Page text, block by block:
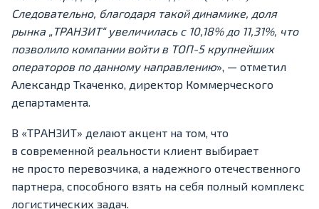
Следовательно, благодаря такой динамике, доля
рынка „ТРАНЗИТ“ увеличилась с 10,18% до 11,31%, что
позволило компании войти в ТОП-5 крупнейших
операторов по данному направлению», — отметил
Александр Ткаченко, директор Коммерческого
департамента.
В «ТРАНЗИТ» делают акцент на том, что
в современной реальности клиент выбирает
не просто перевозчика, а надежного отечественного
партнера, способного взять на себя полный комплекс
логистических задач.